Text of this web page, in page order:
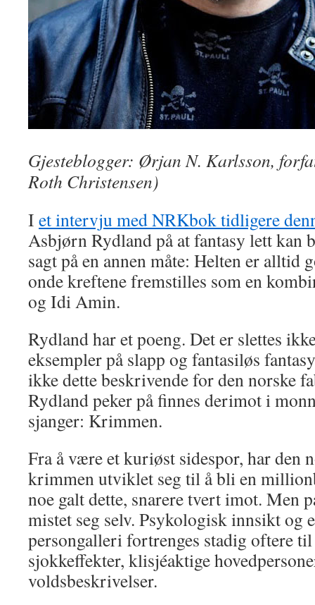
Gjesteblogger: Ørjan N. Karlsson,
Roth Christensen)
I et intervju med NRKbok tidligere
Asbjørn Rydland på at fantasy lett
sagt på en annen måte: Helten er alltid
onde kreftene fremstilles som en
og Idi Amin.
Rydland har et poeng. Det er slettes
eksempler på slapp og fantasiløs
ikke dette beskrivende for den norske
Rydland peker på finnes derimot i
sjanger: Krimmen.
Fra å være et kuriøst sidespor, har den
krimmen utviklet seg til å bli en
noe galt dette, snarere tvert imot. Men
mistet seg selv. Psykologisk innsikt og
persongalleri fortrenges stadig oftere
sjokkeffekter, klisjéaktige
voldsbeskrivelser.